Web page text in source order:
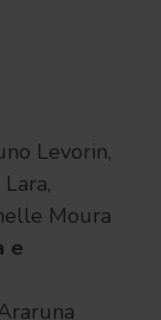
Levorin,
Moura
e